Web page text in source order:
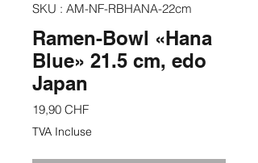
SKU : AM-NF-RBHANA-22cm
Ramen-Bowl «Hana
Blue» 21.5 cm, edo
Japan
19,90 CHFPrix
TVA Incluse